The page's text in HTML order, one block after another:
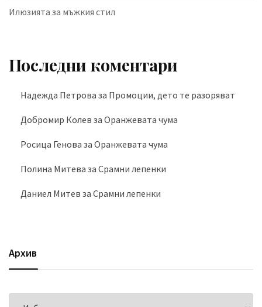
Илюзията за мъжкия стил
Последни коментари
Надежда Петрова за Промоции, дето те разоряват
Добромир Колев за Оранжевата чума
Росица Генова за Оранжевата чума
Полина Митева за Срамни лепенки
Даниел Митев за Срамни лепенки
Архив
Архив